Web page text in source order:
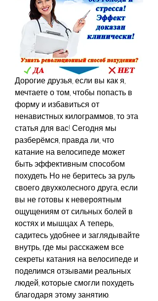
Дорогие друзья, если вы как я,
мечтаете о том, чтобы попасть в
форму и избавиться от
ненавистных килограммов, то эта
статья для вас! Сегодня мы
разберёмся, правда ли, что
катание на велосипеде может
быть эффективным способом
похудеть. Но не беритесь за руль
своего двухколесного друга, если
вы не готовы к невероятным
ощущениям от сильных болей в
костях и мышцах. А теперь,
садитесь удобнее и заглядывайте
внутрь, где мы расскажем все
секреты катания на велосипеде и
поделимся отзывами реальных
людей, которые смогли похудеть
благодаря этому занятию.